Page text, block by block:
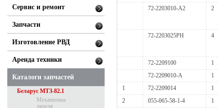
72-2203010-А2
2
72-2203025РН 4
72-2209100
1
72-2209010-А
1
1
72-2209014
1
2
055-065-58-1-4
1
Сервис и ремонт
Запчасти
Изготовление РВД
Аренда техники
Каталоги запчастей
Беларус МТЗ-82.1
Механизмы
дизеля